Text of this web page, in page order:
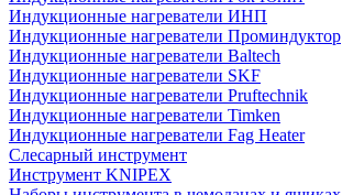
Индукционные нагреватели ИНП
Индукционные нагреватели Проминдуктор
Индукционные нагреватели Baltech
Индукционные нагреватели SKF
Индукционные нагреватели Pruftechnik
Индукционные нагреватели Timken
Индукционные нагреватели Fag Heater
Слесарный инструмент
Инструмент KNIPEX